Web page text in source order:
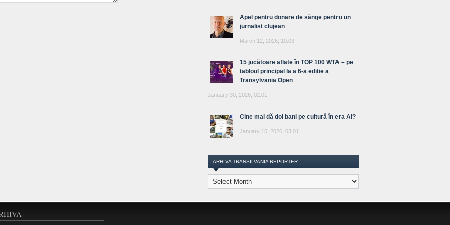
Apel pentru donare de sânge pentru un
jurnalist clujean
March 12, 2026, 10:03
15 jucătoare aflate în TOP 100 WTA – pe
tabloul principal la a 6-a ediție a
Transylvania Open
January 30, 2026, 02:01
Cine mai dă doi bani pe cultură în era AI?
January 15, 2026, 03:01
ARHIVA TRANSILVANIA REPORTER
Arhiva
Transilvania